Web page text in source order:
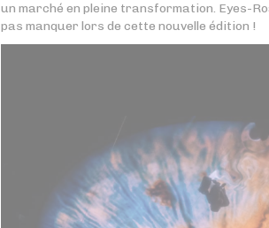
un marché en pleine transformation. Eyes-
pas manquer lors de cette nouvelle édition !